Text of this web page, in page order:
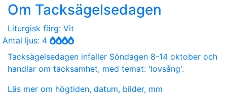
Om Tacksägelsedagen
Liturgisk färg: Vit
Antal ljus: 4
Tacksägelsedagen infaller Söndagen 8-14 oktober och
handlar om tacksamhet, med temat: 'lovsång'.
Läs mer om högtiden, datum, bilder, mm